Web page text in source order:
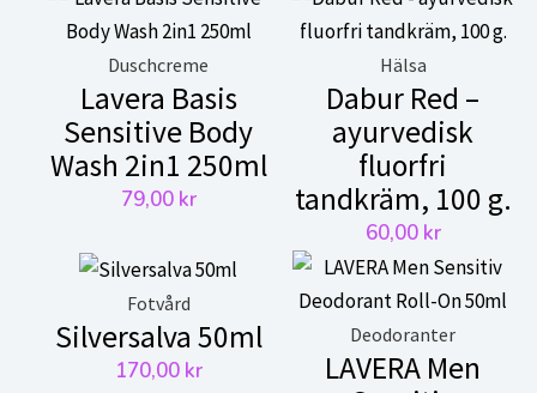
Duschcreme
Lavera Basis
Sensitive Body
Wash 2in1 250ml
79,00 kr
Hälsa
Dabur Red –
ayurvedisk
fluorfri
tandkräm, 100 g.
60,00 kr
Fotvård
Silversalva 50ml
170,00 kr
Deodoranter
LAVERA Men